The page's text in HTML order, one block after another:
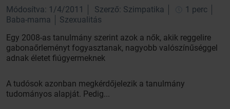
Módosítva: 1/4/2011 Szerző: Szimpatika
1 perc
Baba-mama
Szexualitás
Egy 2008-as tanulmány szerint azok a nők, akik reggelire
gabonaőrleményt fogyasztanak, nagyobb valószínűséggel
adnak életet fiúgyermeknek
A tudósok azonban megkérdőjelezik a tanulmány
tudományos alapját. Pedig...